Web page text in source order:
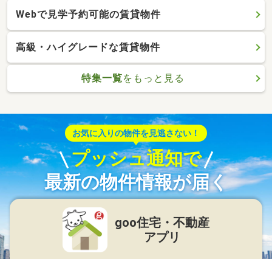
Webで見学予約可能の賃貸物件
高級・ハイグレードな賃貸物件
特集一覧をもっと見る
お気に入りの物件を見逃さない！
プッシュ通知で
最新の物件情報が届く
goo住宅・不動産
アプリ